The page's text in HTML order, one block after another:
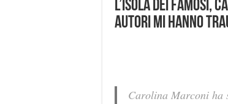
L’Isola dei
autori mi hanno
Carolina Marconi ha